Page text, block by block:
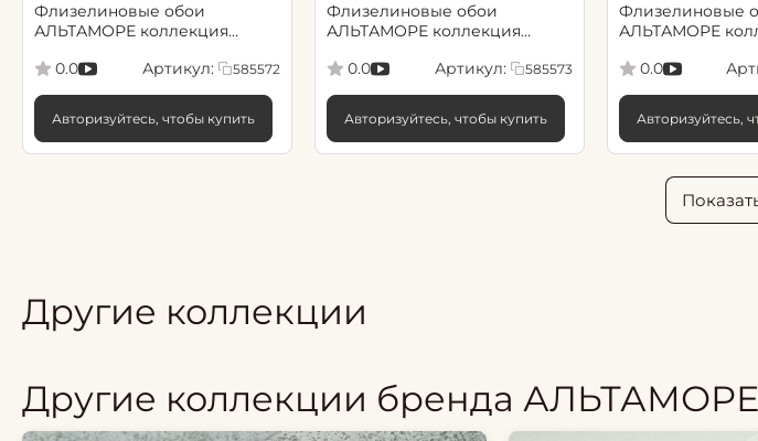
Флизелиновые обои
АЛЬТАМОРЕ коллекция
585572
0.0 Артикул: 585572
Авторизуйтесь, чтобы купить
Флизелиновые обои
АЛЬТАМОРЕ коллекция
585573
0.0 Артикул: 585573
Авторизуйтесь, чтобы купить
Флизелиновые
АЛЬТАМОРЕ
585576
0.0
Авторизуйтесь,
Другие коллекции
Другие коллекции бренда АЛЬТАМОРЕ